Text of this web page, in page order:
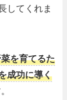
してくれま
を育てるた
成功に導く